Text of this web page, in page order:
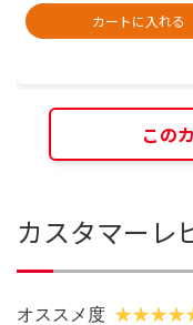
カートに入れる
この
カスタマーレ
オススメ度